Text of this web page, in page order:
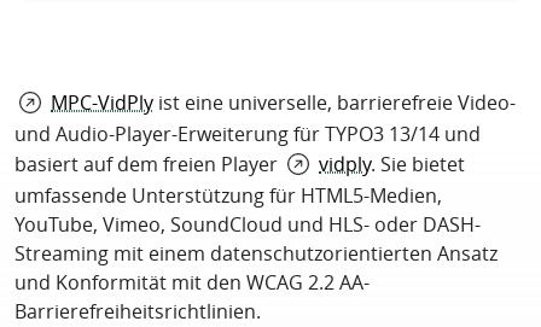
MPC-VidPly ist eine universelle, barrierefreie Video-
und Audio-Player-Erweiterung für TYPO3 13/14 und
basiert auf dem freien Player
vidply. Sie bietet
umfassende Unterstützung für HTML5-Medien,
YouTube, Vimeo, SoundCloud und HLS- oder DASH-
Streaming mit einem datenschutzorientierten Ansatz
und Konformität mit den WCAG 2.2 AA-
Barrierefreiheitsrichtlinien.